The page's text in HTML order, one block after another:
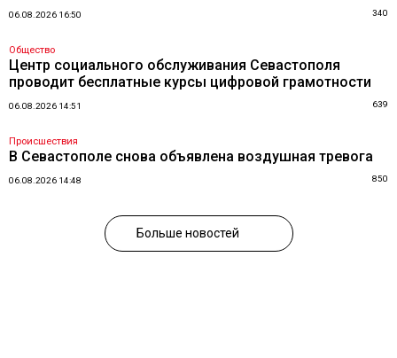
06.08.2026 16:50 340
Общество
Центр социального обслуживания Севастополя
проводит бесплатные курсы цифровой грамотности
06.08.2026 14:51 639
Происшествия
В Севастополе снова объявлена воздушная тревога
06.08.2026 14:48 850
Больше новостей